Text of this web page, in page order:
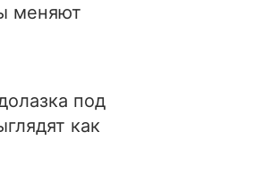
меняют
под
как